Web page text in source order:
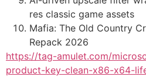
res classic game assets
Mafia: The Old Country
Repack 2026
https://tag-amulet.com/
product-key-clean-x86-x64-